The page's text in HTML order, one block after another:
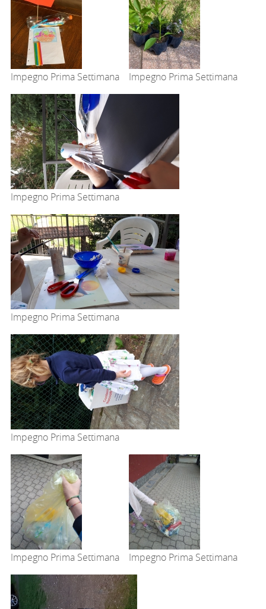
Impegno Prima Settimana Impegno Prima Settimana
Impegno Prima Settimana
Impegno Prima Settimana
Impegno Prima Settimana
Impegno Prima Settimana Impegno Prima Settimana